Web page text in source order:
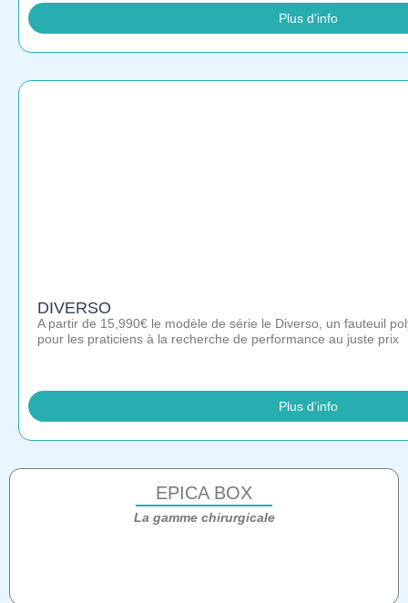
Plus d'info
DIVERSO
A partir de 15,990€ le modèle de série le Diverso, un fauteuil
pour les praticiens à la recherche de performance au juste prix
Plus d'info
EPICA BOX
La gamme chirurgicale